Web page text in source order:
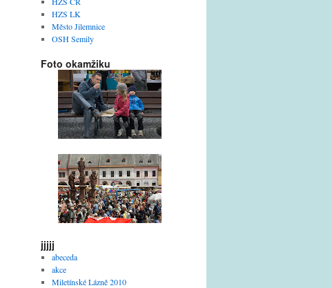
HZS LK
Město Jilemnice
OSH Semily
Foto okamžiku
jjjjj
abeceda
akce
Miletínské Lázně 2010